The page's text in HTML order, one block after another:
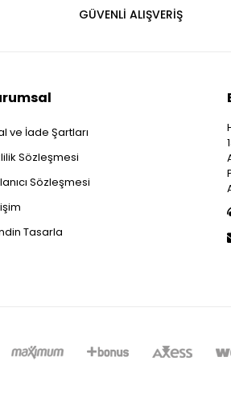
GÜVENLİ ALIŞVERİŞ
ve İade Şartları
Sözleşmesi
Sözleşmesi
Tasarla